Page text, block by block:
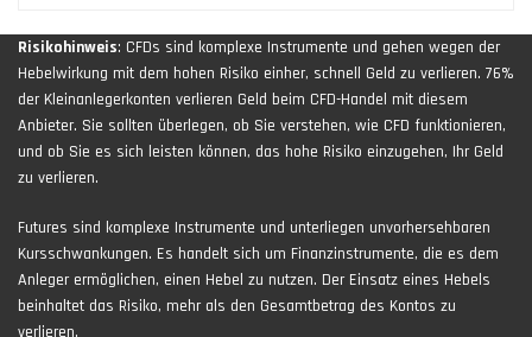
Risikohinweis: CFDs sind komplexe Instrumente und gehen wegen der
Hebelwirkung mit dem hohen Risiko einher, schnell Geld zu verlieren. 76%
der Kleinanlegerkonten verlieren Geld beim CFD-Handel mit diesem
Anbieter. Sie sollten überlegen, ob Sie verstehen, wie CFD funktionieren,
und ob Sie es sich leisten können, das hohe Risiko einzugehen, Ihr Geld
zu verlieren.
Futures sind komplexe Instrumente und unterliegen unvorhersehbaren
Kursschwankungen. Es handelt sich um Finanzinstrumente, die es dem
Anleger ermöglichen, einen Hebel zu nutzen. Der Einsatz eines Hebels
beinhaltet das Risiko, mehr als den Gesamtbetrag des Kontos zu
verlieren.